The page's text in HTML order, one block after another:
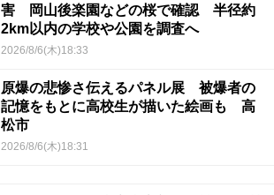
害 岡山後楽園などの桜で確認 半径約
2km以内の学校や公園を調査へ
2026/8/6(木)18:33
原爆の悲惨さ伝えるパネル展 被爆者の
記憶をもとに高校生が描いた絵画も 高
松市
2026/8/6(木)18:31